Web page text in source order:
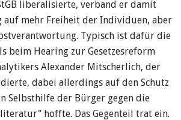
liberalisierte, verband er damit
mehr Freiheit der Individuen, aber
Typisch ist dafür die
beim Hearing zur Gesetzesreform
Alexander Mitscherlich, der
dabei allerdings auf den Schutz
Selbsthilfe der Bürger gegen die
hoffte. Das Gegenteil trat ein.